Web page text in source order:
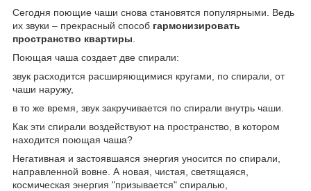
Сегодня поющие чаши снова становятся популярными. Ведь
их звуки – прекрасный способ гармонизировать
пространство квартиры
Поющая чаша создает две спирали:
звук расходится расширяющимися кругами, по спирали, от
чаши наружу,
в то же время, звук закручивается по спирали внутрь чаши.
Как эти спирали воздействуют на пространство, в котором
находится поющая чаша?
Негативная и застоявшаяся энергия уносится по спирали,
направленной вовне. А новая, чистая, светящаяся,
космическая энергия "призывается" спиралью,